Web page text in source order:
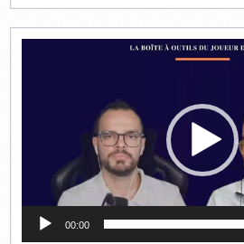
00:00